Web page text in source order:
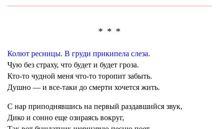
* * *
Колют ресницы. В груди прикипела слеза.
Чую без страху, что будет и будет гроза.
Кто-то чудной меня что-то торопит забыть.
Душно — и все-таки до смерти хочется жить.
С нар приподнявшись на первый раздавшийся звук,
Дико и сонно еще озираясь вокруг,